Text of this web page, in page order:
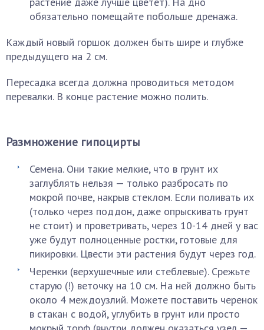
обязательно помещайте побольше дренажа.
Каждый новый горшок должен быть шире и глубже
предыдущего на 2 см.
Пересадка всегда должна проводиться методом
перевалки. В конце растение можно полить.
Размножение гипоцирты
Семена. Они такие мелкие, что в грунт их
заглублять нельзя — только разбросать по
мокрой почве, накрыв стеклом. Если поливать их
(только через поддон, даже опрыскивать грунт
не стоит) и проветривать, через 10-14 дней у вас
уже будут полноценные ростки, готовые для
пикировки. Цвести эти растения будут через год.
Черенки (верхушечные или стеблевые). Срежьте
старую (!) веточку на 10 см. На ней должно быть
около 4 междоузлий. Можете поставить черенок
в стакан с водой, углубить в грунт или просто